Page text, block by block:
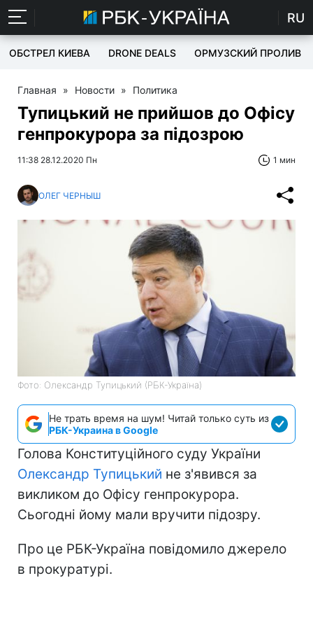
RU
ОБСТРЕЛ КИЕВА DRONE DEALS ОРМУЗСКИЙ ПРОЛИВ
Главная » Новости » Политика
Тупицький не прийшов до Офісу
генпрокурора за підозрою
11:38 28.12.2020 Пн 1 мин
ОЛЕГ ЧЕРНЫШ
Фото: Олександр Тупицький (РБК-Україна)
Не трать время на шум! Читай только суть из
РБК-Украина в Google
Голова Конституційного суду України
Олександр Тупицький не з'явився за
викликом до Офісу генпрокурора.
Сьогодні йому мали вручити підозру.
Про це РБК-Україна повідомило джерело
в прокуратурі.